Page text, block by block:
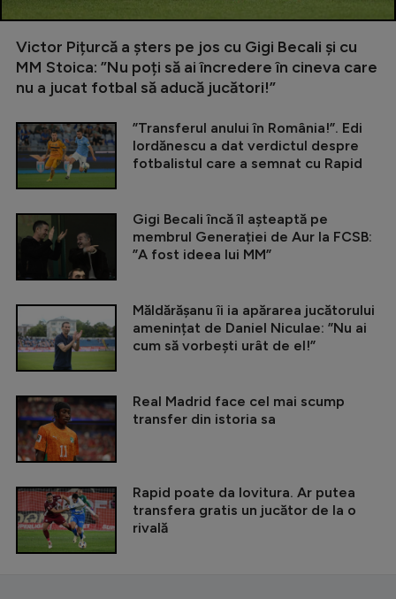
Victor Pițurcă a șters pe jos cu Gigi Becali și cu
MM Stoica: ”Nu poți să ai încredere în cineva care
nu a jucat fotbal să aducă jucători!”
”Transferul anului în România!”. Edi
Iordănescu a dat verdictul despre
fotbalistul care a semnat cu Rapid
Gigi Becali încă îl așteaptă pe
membrul Generației de Aur la FCSB:
”A fost ideea lui MM”
Măldărășanu îi ia apărarea jucătorului
amenințat de Daniel Niculae: ”Nu ai
cum să vorbești urât de el!”
Real Madrid face cel mai scump
transfer din istoria sa
Rapid poate da lovitura. Ar putea
transfera gratis un jucător de la o
rivală